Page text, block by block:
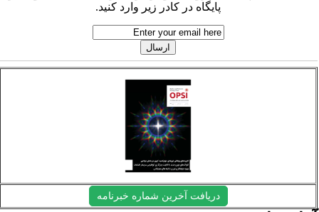
پایگاه در کادر زیر وارد کنید.
دریافت آخرین شماره خبرنامه